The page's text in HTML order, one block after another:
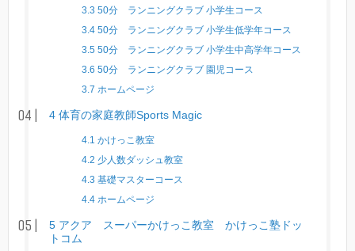
3.3 50分 ランニングクラブ 小学生コース
3.450分 ランニングクラブ 小学生低学年コース
3.5 50分 ランニングクラブ 小学生中高学年コース
3.6 50分 ランニングクラブ 園児コース
3.7 ホームページ
4 体育の家庭教師Sports Magic
4.1 かけっこ教室
4.2 少人数ダッシュ教室
4.3 基礎マスターコース
4.4ホームページ
5 アクア スーパーかけっこ教室 かけっこ塾ドッ
トコム